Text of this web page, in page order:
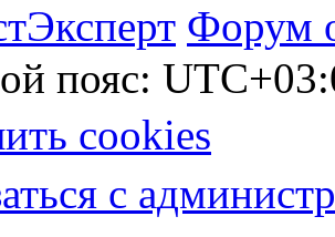
Форум
пояс:
cookies
с